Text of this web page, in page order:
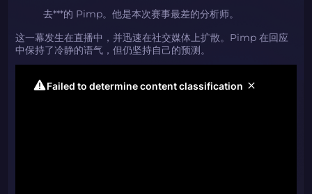
去***的 Pimp。他是本次赛事最差的分析师。
这一幕发生在直播中，并迅速在社交媒体上扩散。Pimp 在回应
中保持了冷静的语气，但仍坚持自己的预测。